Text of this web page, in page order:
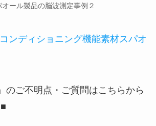
オール製品の脳波測定事例２
ンディショニング機能素材スパオ
のご不明点・ご質問はこちらから